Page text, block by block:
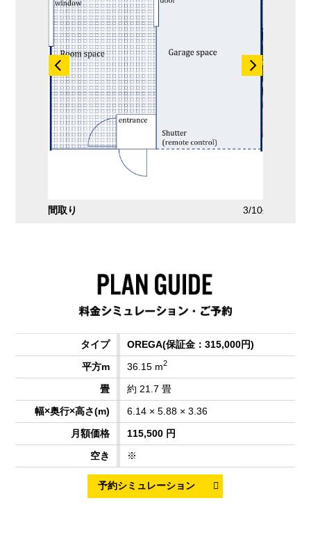
間取り 3/10外観
OREGA(保証金：315,000円)
36.15 m2
約 21.7 畳
6.14 × 5.88 × 3.36
115,500 円
※